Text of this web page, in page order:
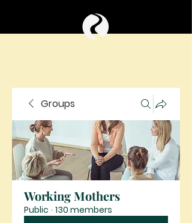
Groups
Working Mothers
Public · 130 members